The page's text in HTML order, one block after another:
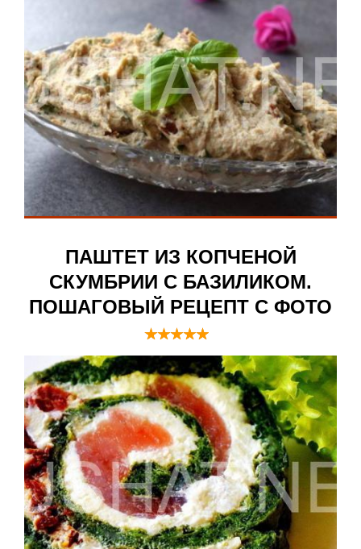
ПАШТЕТ ИЗ КОПЧЕНОЙ
СКУМБРИИ С БАЗИЛИКОМ.
ПОШАГОВЫЙ РЕЦЕПТ С ФОТО